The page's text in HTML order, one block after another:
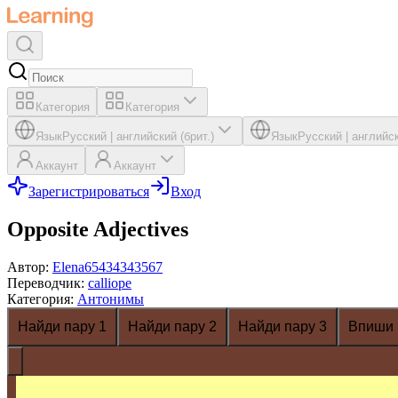
Категория Категория
ЯзыкРусский английский (брит.) ЯзыкРусский
Аккаунт Аккаунт
Зарегистрироваться Вход
Opposite Adjectives
Автор: Elena65434343567
Переводчик: calliope
Категория: Антонимы
Найди пару 1
Найди пару 2 Найди пару 3 Впиши